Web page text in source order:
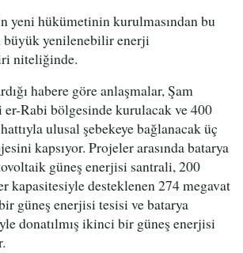
yeni hükümetinin kurulmasından bu
büyük yenilenebilir enerji
niteliğinde.
habere göre anlaşmalar, Şam
er-Rabi bölgesinde kurulacak ve 400
ulusal şebekeye bağlanacak üç
kapsıyor. Projeler arasında batarya
güneş enerjisi santrali, 200
kapasitesiyle desteklenen 274 megavat
güneş enerjisi tesisi ve batarya
donatılmış ikinci bir güneş enerjisi